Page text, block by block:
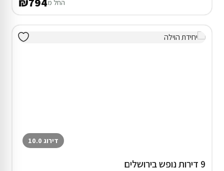
החל מ
דירוג 10.0
9 דירות נופש בירושלים